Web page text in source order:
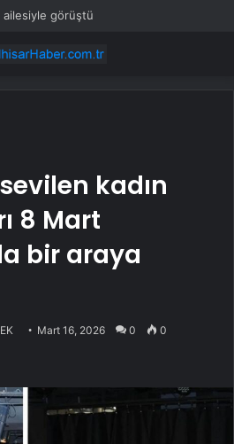
ailesiyle görüştü
sevilen kadın
8 Mart
bir araya
Mart 16, 2026 0 0